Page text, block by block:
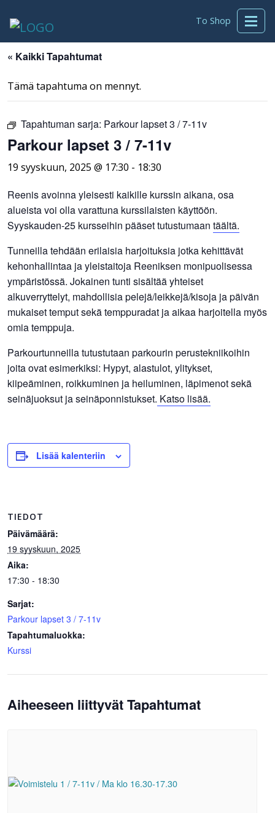
To Shop
« Kaikki Tapahtumat
Tämä tapahtuma on mennyt.
Tapahtuman sarja: Parkour lapset 3 / 7-11v
Parkour lapset 3 / 7-11v
19 syyskuun, 2025 @ 17:30 - 18:30
Reenis avoinna yleisesti kaikille kurssin aikana, osa
alueista voi olla varattuna kurssilaisten käyttöön.
Syyskauden-25 kursseihin pääset tutustumaan täältä.
Tunneilla tehdään erilaisia harjoituksia jotka kehittävät
kehonhallintaa ja yleistaitoja Reeniksen monipuolisessa
ympäristössä. Jokainen tunti sisältää yhteiset
alkuverryttelyt, mahdollisia pelejä/leikkejä/kisoja ja päivän
mukaiset temput sekä temppuradat ja aikaa harjoitella myös
omia temppuja.
Parkourtunneilla tutustutaan parkourin perustekniikoihin
joita ovat esimerkiksi: Hypyt, alastulot, ylitykset,
kiipeäminen, roikkuminen ja heiluminen, läpimenot sekä
seinäjuoksut ja seinäponnistukset. Katso lisää.
Lisää kalenteriin
TIEDOT
Päivämäärä:
19 syyskuun, 2025
Aika:
17:30 - 18:30
Sarjat:
Parkour lapset 3 / 7-11v
Tapahtumaluokka:
Kurssi
Aiheeseen liittyvät Tapahtumat